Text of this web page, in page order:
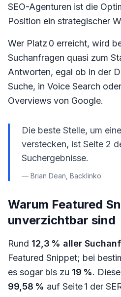
SEO-Agenturen ist die
Position ein strategischer
Wer Platz 0 erreicht, wird
Suchanfragen quasi zum
Antworten, egal ob in der
Suche, in Voice Search
Overviews von Google.
Die beste Stelle, um
verstecken, ist Seite 2
Suchergebnisse.
— Brian Dean, Backlinko
Warum Featured
unverzichtbar sind
Rund 12,3 % aller
Featured Snippet; bei
es sogar bis zu 19 %.
99,58 % auf Seite 1 der